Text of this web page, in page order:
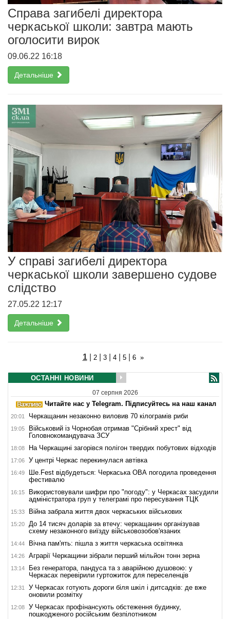
Справа загибелі директора
черкаської школи: завтра мають
оголосити вирок
09.06.22 16:18
Детальніше
У справі загибелі директора
черкаської школи завершено судове
слідство
27.05.22 12:17
Детальніше
1| 2| 3| 4| 5| 6 »
ОСТАННІ НОВИНИ
07 серпня 2026
Читайте нас у Telegram. Підписуйтесь на наш канал
20:01 Черкащанин незаконно виловив 70 кілограмів риби
19:05
Військовий із Чорнобая отримав "Срібний хрест" від
Головнокомандувача ЗСУ
18:08 На Черкащині загорівся полігон твердих побутових відходів
17:06 У центрі Черкас перекинулася автівка
16:49
Ше.Fest відбудеться: Черкаська ОВА погодила проведення
фестивалю
16:15
Використовували шифри про "погоду": у Черкасах засудили
адміністратора груп у телеграмі про пересування ТЦК
15:33 Війна забрала життя двох черкаських військових
15:20
До 14 тисяч доларів за втечу: черкащанин організував
схему незаконного виїзду військовозобов'язаних
14:44 Вічна пам'ять: пішла з життя черкаська освітянка
14:26 Аграрії Черкащини зібрали перший мільйон тонн зерна
13:14
Без генератора, пандуса та з аварійною душовою: у
Черкасах перевірили гуртожиток для переселенців
12:31
У Черкасах готують дороги біля шкіл і дитсадків: де вже
оновили розмітку
12:08
У Черкасах профінансують обстеження будинку,
пошкодженого російським безпілотником